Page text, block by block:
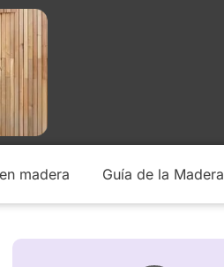
madera Guía de la Madera